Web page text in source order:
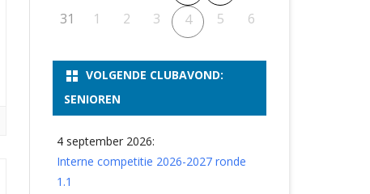
31
1 2 3 4 5 6
VOLGENDE CLUBAVOND:
SENIOREN
4 september 2026:
Interne competitie 2026-2027 ronde
1.1